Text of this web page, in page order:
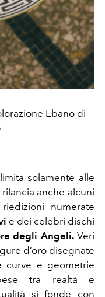
Ebano di
solamente alle
rilancia anche alcuni
numerate
e dei celebri dischi
degli Angeli.Veri
d’oro disegnate
curve e geometrie
tra realtà e
si fonde con